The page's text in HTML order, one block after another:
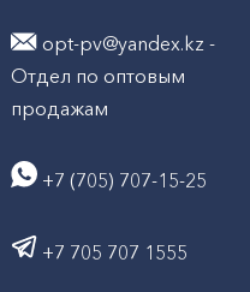
opt-pv@yandex.kz -
Отдел по оптовым
продажам
+7 (705) 707-15-25
+7 705 707 1555